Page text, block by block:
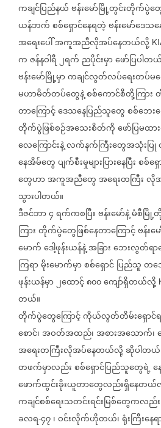
ကချင်ပြည်နယ်ဗန်းမော်မြို့တွင်းတိုက်ပွဲတွ
ယန်ဘက်စစ်ရှောင်နေရတဲ့ဗန်းမော်ဒေသ
အရေးပေါ်အကူအညီလိုအပ်နေတယ်လို့
ကဇန်နဝါရီ၂ရက် ညပိုင်းမှာဖော်ပြပါတ
ဗန်းမော်မြို့မှာကချင်လွတ်လပ်ရေးတပ်မ
မဟာမိတ်တပ်တွေနဲ့စစ်ကောင်စီတို့ကြား
တာ‌ကြောင့်ဒေသနေပြည်သူတွေစစ်ဘေး
တိုက်ပွဲဖြစ်စဉ်အသေးစိတ်ကိုဖော်ပြမထ
လေကြောင်းနဲ့လက်နက်ကြီးတွေအသုံးပြု
နေအိမ်တွေပျက်စီးမှုများပြားနေပြီးစစ်ရှ
တွေဟာအကူအညီတွေအရေးတကြီးလို
သွားပါတယ်။
ဒီဇင်ဘာ၄ရက်ကစပြီးဗန်းမော်နဲ့မံစီမြို့
ကြားတိုက်ပွဲတွေဖြစ်နေတာကြောင့်ဗန်း
မောက်ဒေါ့ဖုန်းယန်နဲ့အခြားဘေးလွတ်ရာ
ကြရာမိုးမောက်မှာစစ်ရှောင်ပြည်သူတသ
ဖုန်းယန်မှာ၂ထောင့်၈၀၀ကျော်ရှိတယ်လို့
တယ်။
တိုက်ပွဲတွေကြောင့်ကိုယ်လွတ်တိမ်းရှောင်
စောင်၊အဝတ်အထည်၊အစားအသောက်၊
အရေးတကြီးလိုအပ်နေတယ်လို့ဆိုပါတယ်
တဖက်မှာလည်းစစ်ရှောင်ပြည်သူတွေရဲ့
ဖောက်ထွင်းခိုးယူတာတွေလည်းရှိနေတ
ကချင်စစ်ရေးသတင်းရင်းမြစ်တွေကလည်း
ခလရ-၄၇၊ဝင်းလိုက်ဟိုတယ်၊ရုံးကြီးနေ